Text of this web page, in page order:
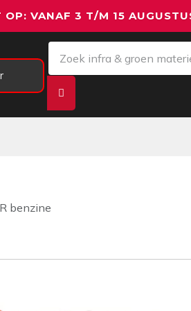
OP: VANAF 3 T/M 15
benzine